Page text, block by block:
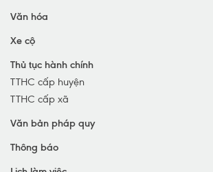
Văn hóa
Xe cộ
Thủ tục hành chính
TTHC cấp huyện
TTHC cấp xã
Văn bản pháp quy
Thông báo